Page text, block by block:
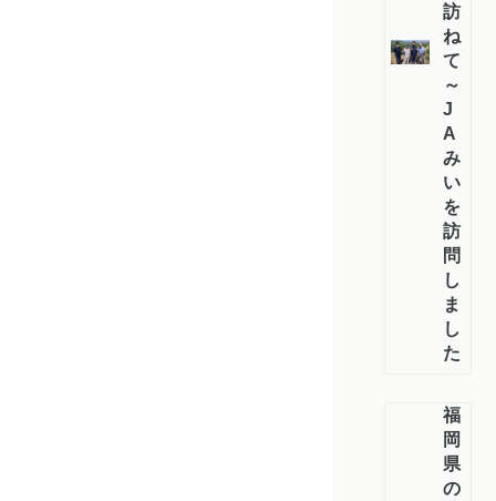
訪
ね
て
～
J
A
み
い
を
訪
問
し
ま
し
た
福
岡
県
の